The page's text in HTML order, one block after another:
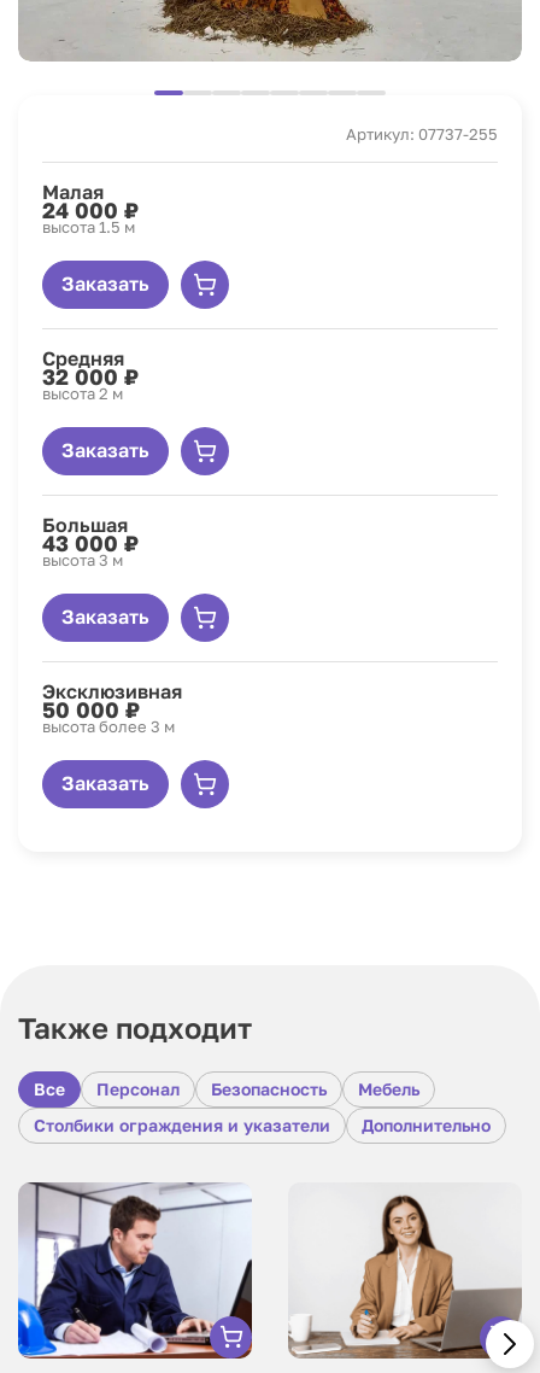
Артикул: 07737-255
Малая
24 000 ₽
высота 1.5 м
Заказать
Средняя
32 000 ₽
высота 2 м
Заказать
Большая
43 000 ₽
высота 3 м
Заказать
Эксклюзивная
50 000 ₽
высота более 3 м
Заказать
Также подходит
Все Персонал Безопасность
Мебель
Столбики ограждения и указатели
Дополнительно